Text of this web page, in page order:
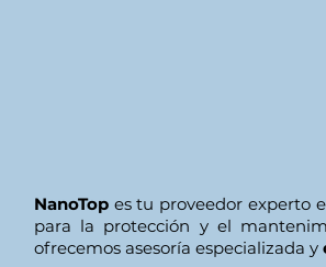
NanoTop es tu proveedor experto
para la protección y el
ofrecemos asesoría especializada y